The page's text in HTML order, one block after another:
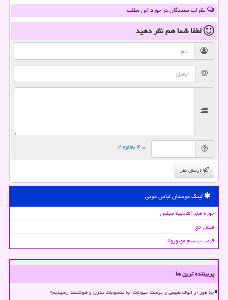
نظرات بینندگان در مورد این مطلب
لطفا شما همنظر دهید
= ۴ بعلاوه ۲
ارسال نظر
لینک دوستان لباس دونی
حوزه های انتخابیه مجلس
فیش حج
قیمت بیسیم موتورولا
پربیننده ترین ها
چه طور از الیاف طبیعی و پوست حیوانات، به منسوجات مدرن و هوشمند رسیدیم؟